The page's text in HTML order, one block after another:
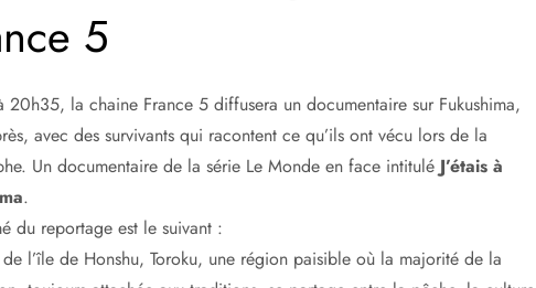
5
20h35, la chaine France 5 diffusera un documentaire sur Fukushima,
avec des survivants qui racontent ce qu’ils ont vécu lors de la
Un documentaire de la série Le Monde en face intitulé J’étais à
.
du reportage est le suivant :
l’île de Honshu, Toroku, une région paisible où la majorité de la